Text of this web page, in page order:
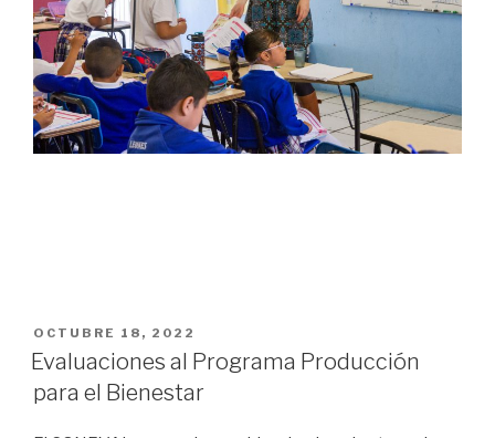
PUBLICADO
EN
OCTUBRE 18, 2022
Evaluaciones al Programa Producción
para el Bienestar